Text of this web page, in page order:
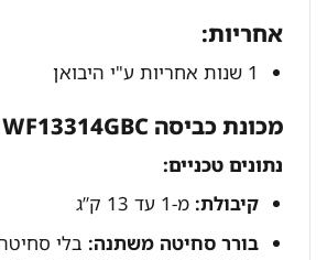
אחריות:
מכונת כביסה LG WF13314GBC
נתונים טכניים:
קיבולת:מ-1 עד 13 ק”ג
בורר סחיטה משתנה:בלי סחיטה,